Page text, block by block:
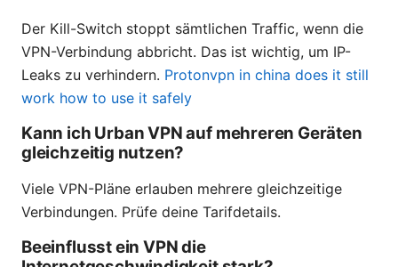
Der Kill-Switch stoppt sämtlichen Traffic, wenn die
VPN-Verbindung abbricht. Das ist wichtig, um IP-
Leaks zu verhindern. Protonvpn in china does it still
work how to use it safely
Kann ich Urban VPN auf mehreren Geräten
gleichzeitig nutzen?
Viele VPN-Pläne erlauben mehrere gleichzeitige
Verbindungen. Prüfe deine Tarifdetails.
Beeinflusst ein VPN die